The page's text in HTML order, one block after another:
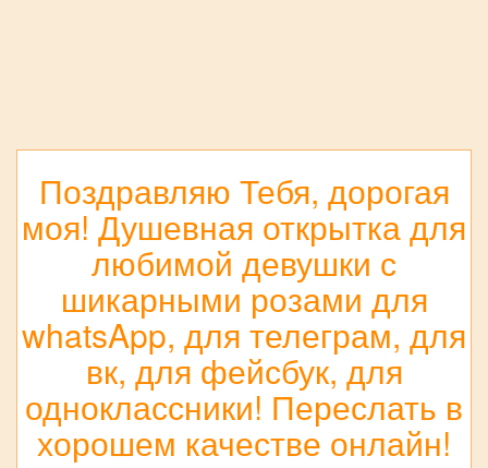
Поздравляю Тебя, дорогая
моя! Душевная открытка для
любимой девушки с
шикарными розами для
whatsApp, для телеграм, для
вк, для фейсбук, для
одноклассники! Переслать в
хорошем качестве онлайн!